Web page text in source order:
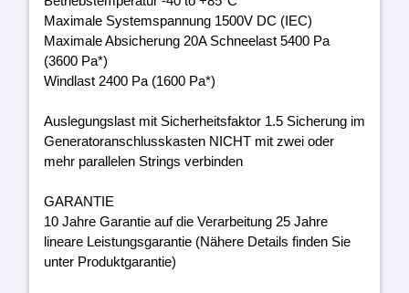
Maximale Systemspannung 1500V DC (IEC)
Maximale Absicherung 20A Schneelast 5400 Pa
(3600 Pa*)
Windlast 2400 Pa (1600 Pa*)
Auslegungslast mit Sicherheitsfaktor 1.5 Sicherung im
Generatoranschlusskasten NICHT mit zwei oder
mehr parallelen Strings verbinden
GARANTIE
10 Jahre Garantie auf die Verarbeitung 25 Jahre
lineare Leistungsgarantie (Nähere Details finden Sie
unter Produktgarantie)